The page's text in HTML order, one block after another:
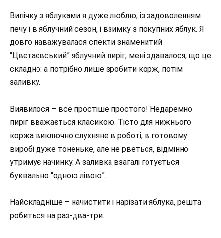
Випічку з яблуками я дуже люблю, із задоволенням
печу і в яблучний сезон, і взимку з покупних яблук. Я
довго наважувалася спекти знаменитий
“Цвєтаєвський” яблучний пиріг, мені здавалося, що це
складно: а потрібно лише зробити корж, потім
заливку.
Виявилося – все простіше простого! Недаремно
пиріг вважається класикою. Тісто для нижнього
коржа виключно слухняне в роботі, в готовому
виробі дуже тоненьке, але не рветься, відмінно
утримує начинку. А заливка взагалі готується
буквально “одною лівою”.
Найскладніше – начистити і нарізати яблука, решта
робиться на раз-два-три.